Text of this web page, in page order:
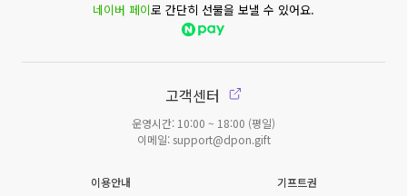
네이버 페이로 간단히 선물을 보낼 수 있어요.
고객센터
운영시간: 10:00 ~ 18:00 (평일)
이메일: support@dpon.gift
이용안내
기프트권